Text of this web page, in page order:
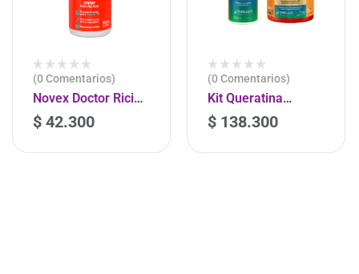
(0 Comentarios)
Novex Doctor Ricino
Crema Para Peinar
300ml
$ 42.300
-
(0 Comentarios)
Kit Queratina
Brasilera
Tratamiento 1kg Y
Shampoo
$ 138.300
-